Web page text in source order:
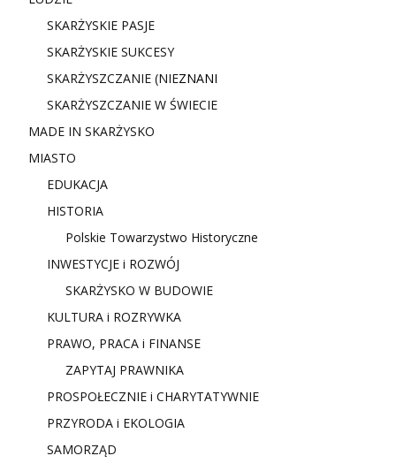
SKARŻYSKIE PASJE
SKARŻYSKIE SUKCESY
SKARŻYSZCZANIE (NIEZNANI
SKARŻYSZCZANIE W ŚWIECIE
MADE IN SKARŻYSKO
MIASTO
EDUKACJA
HISTORIA
Polskie Towarzystwo Historyczne
INWESTYCJE i ROZWÓJ
SKARŻYSKO W BUDOWIE
KULTURA i ROZRYWKA
PRAWO, PRACA i FINANSE
ZAPYTAJ PRAWNIKA
PROSPOŁECZNIE i CHARYTATYWNIE
PRZYRODA i EKOLOGIA
SAMORZĄD